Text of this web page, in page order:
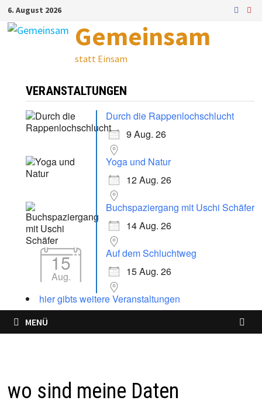
Zum
Inhalt
6. August 2026
Gemeinsam
statt Einsam
VERANSTALTUNGEN
Durch die Rappenlochschlucht
9 Aug. 26
Yoga und Natur
12 Aug. 26
Buchspaziergang mit Uschi Schäfer
14 Aug. 26
15
Aug.
Auf dem Schluchtweg
15 Aug. 26
hier gibts weitere Veranstaltungen
MENÜ
wo sind meine Daten